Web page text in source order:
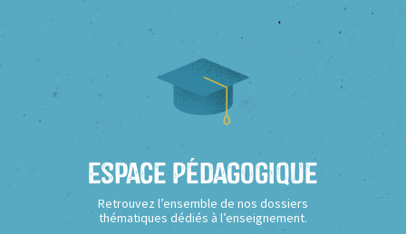
Espace Pédagogique
Retrouvez l’ensemble de nos dossiers
thématiques dédiés à l’enseignement.